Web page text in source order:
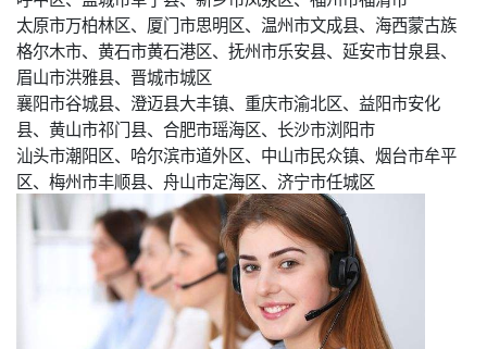
太原市万柏林区、厦门市思明区、温州市文成县、海西蒙古族
格尔木市、黄石市黄石港区、抚州市乐安县、延安市甘泉县、
眉山市洪雅县、晋城市城区
襄阳市谷城县、澄迈县大丰镇、重庆市渝北区、益阳市安化
县、黄山市祁门县、合肥市瑶海区、长沙市浏阳市
汕头市潮阳区、哈尔滨市道外区、中山市民众镇、烟台市牟平
区、梅州市丰顺县、舟山市定海区、济宁市任城区